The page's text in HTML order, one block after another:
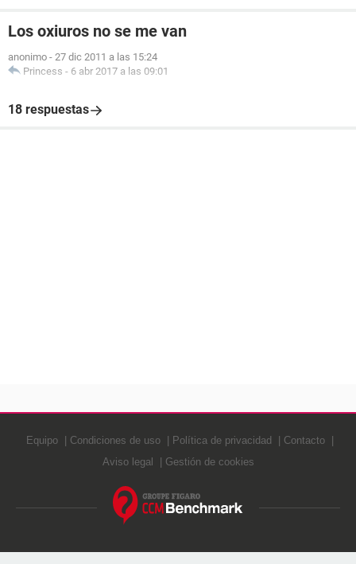
Los oxiuros no se me van
anonimo - 27 dic 2011 a las 15:24
Princess - 6 abr 2017 a las 09:01
18 respuestas
Equipo Condiciones de uso Política de privacidad
Contacto
Aviso legal
Gestión de cookies